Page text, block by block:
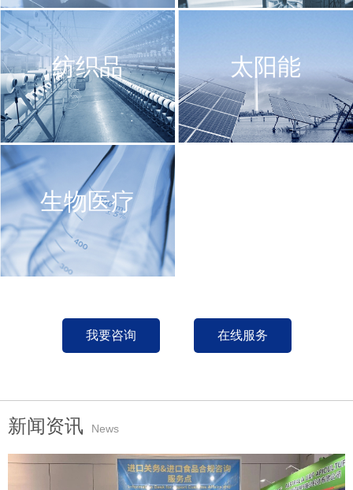
纺织品 太阳能
生物医疗
我要咨询 在线服务
新闻资讯 News